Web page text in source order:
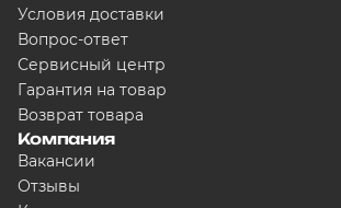
Условия доставки
Вопрос-ответ
Сервисный центр
Гарантия на товар
Возврат товара
Компания
Вакансии
Отзывы